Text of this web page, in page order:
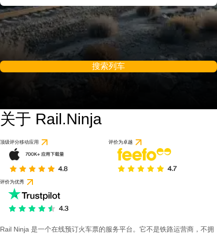
搜索列车
关于 Rail.Ninja
顶级评分移动应用 评价为卓越
评价为优秀
Rail Ninja 是一个在线预订火车票的服务平台。它不是铁路运营商，不拥